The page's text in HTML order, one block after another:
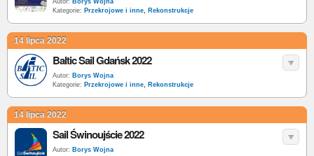
Autor: Borys Wojna
Kategorie: Przekrojowe i inne, Rekonstrukcje
14 lipca 2022
Baltic Sail Gdańsk 2022
Autor: Borys Wojna
Kategorie: Przekrojowe i inne, Rekonstrukcje
14 lipca 2022
Sail Świnoujście 2022
Autor: Borys Wojna